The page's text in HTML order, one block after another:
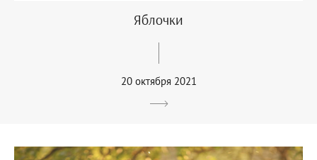
Яблочки
20 октября 2021